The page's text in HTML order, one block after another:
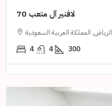
لافنير آل متعب 70
الرياض, المملكة العربية السعودية
4 4 300